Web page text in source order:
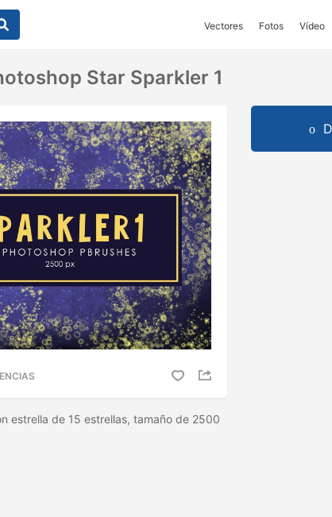
Vectores Fotos Vídeo
Star Sparkler 1
estrella de 15 estrellas, tamaño de 2500